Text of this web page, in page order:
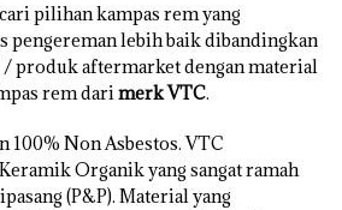
pilihan kampas rem yang
pengereman lebih baik dibandingkan
produk aftermarket dengan material
rem darimerk VTC.
100% Non Asbestos. VTC
Organik yang sangat ramah
(P&P). Material yang